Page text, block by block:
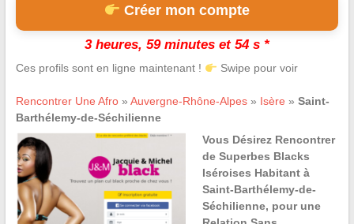
Créer mon compte
3 heures, 59 minutes et 54 s *
Ces profils sont en ligne maintenant ! Swipe pour voir
Rencontrer Une Afro» Auvergne-Rhône-Alpes» Isère » Saint-
Barthélemy-de-Séchilienne
Vous Désirez Rencontrer
de Superbes Blacks
Iséroises Habitant à
Saint-Barthélemy-de-
Séchilienne, pour une